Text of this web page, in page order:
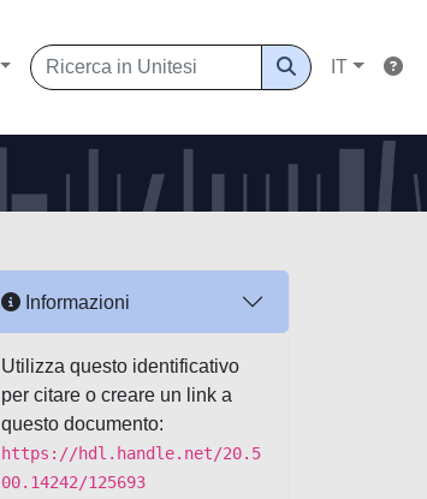
IT
Informazioni
Utilizza questo identificativo
per citare o creare un link a
questo documento:
https://hdl.handle.net/20.5
00.14242/125693